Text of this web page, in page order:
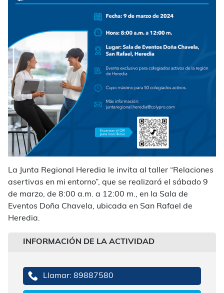
La Junta Regional Heredia le invita al taller “Relaciones
asertivas en mi entorno”, que se realizará el sábado 9
de marzo, de 8:00 a.m. a 12:00 m., en la Sala de
Eventos Doña Chavela, ubicada en San Rafael de
Heredia.
INFORMACIÓN DE LA ACTIVIDAD
Llamar: 89887580